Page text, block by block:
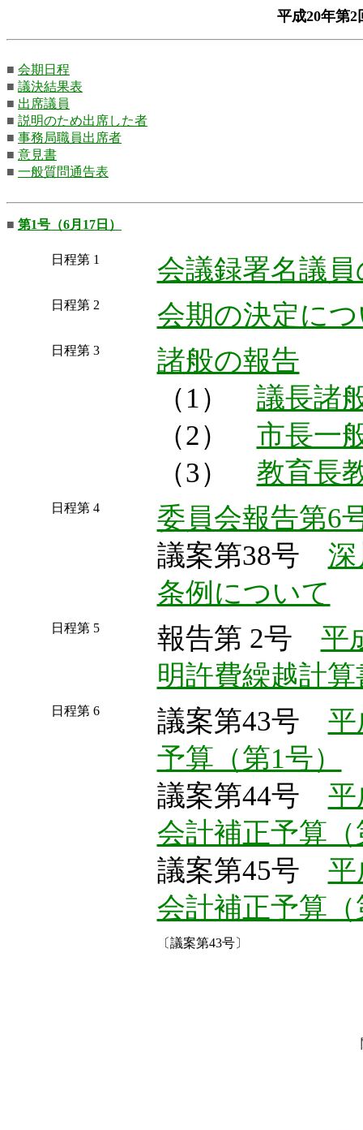
平成20年第
■ 会期日程
■ 議決結果表
■ 出席議員
■ 説明のため出席した者
■ 事務局職員出席者
■ 意見書
■ 一般質問通告表
■ 第1号（6月17日）
日程第 1 会議録署名議
日程第 2 会期の決定に
日程第 3
諸般の報告
（1） 議長諸
（2） 市長一
（3） 教育長
日程第 4
委員会報告第6
議案第38号 深
条例について
日程第 5 報告第 2号 平
明許費繰越計
日程第 6 議案第43号 平
予算（第1号）
議案第44号 平
会計補正予算（
議案第45号 平
会計補正予算（
〔議案第43号〕